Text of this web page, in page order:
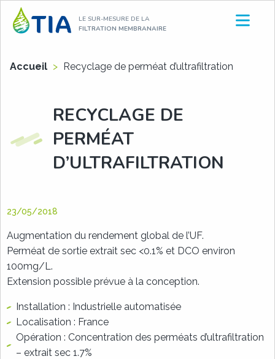
Aller
contenu
LE SUR-MESURE DE LA
FILTRATION MEMBRANAIRE
Accueil > Recyclage de perméat d’ultrafiltration
RECYCLAGE DE
PERMÉAT
D’ULTRAFILTRATION
23/05/2018
Augmentation du rendement global de l’UF.
Perméat de sortie extrait sec <0.1% et DCO environ
100mg/L.
Extension possible prévue à la conception.
Installation : Industrielle automatisée
Localisation : France
Opération : Concentration des perméats d’ultrafiltration
– extrait sec 1.7%